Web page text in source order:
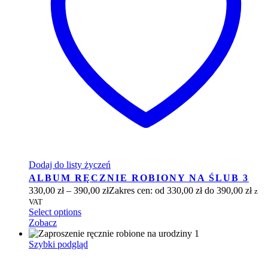
Dodaj do listy życzeń
ALBUM RĘCZNIE ROBIONY NA ŚLUB 3
330,00 zł – 390,00 złZakres cen: od 330,00 zł do 390,00 zł z
VAT
Select options
Zobacz
Szybki podgląd